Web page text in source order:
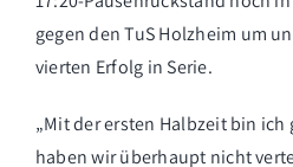
gegen den TuS Holzheim um
vierten Erfolg in Serie.
„Mit der ersten Halbzeit bin
haben wir überhaupt nicht